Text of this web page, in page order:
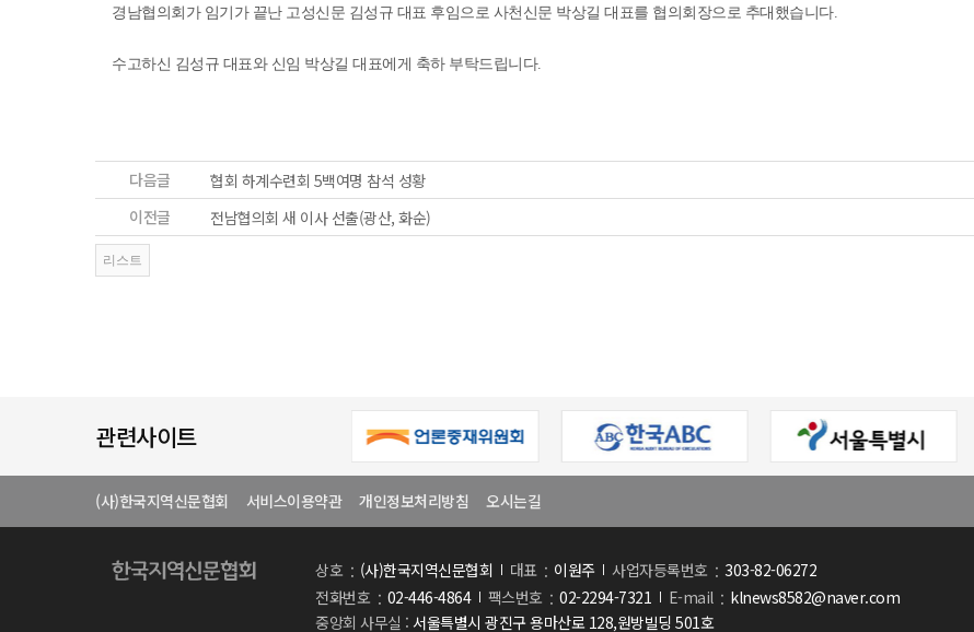
경남협의회가 임기가 끝난 고성신문 김성규 대표 후임으로 사천신문 박상길 대표를 협의회장으로 추대했습니다.
수고하신 김성규 대표와 신임 박상길 대표에게 축하 부탁드립니다.
다음글
협회 하계수련회 5백여명 참석 성황
이전글
전남협의회 새 이사 선출(광산, 화순)
관련사이트
(사)한국지역신문협회 서비스이용약관 개인정보처리방침 오시는길
상호 (사)한국지역신문협회 대표 이원주 사업자등록번호
303-82-06272
전화번호
02-446-4864 팩스번호 02-2294-7321 E-mail
klnews8582@naver.com
중앙회 사무실 : 서울특별시 광진구 용마산로 128,원방빌딩 501호